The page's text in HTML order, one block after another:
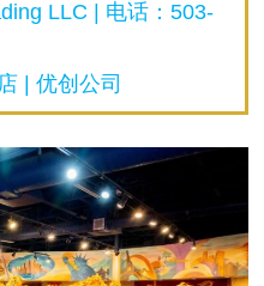
LLC | 电话：503-
| 优创公司